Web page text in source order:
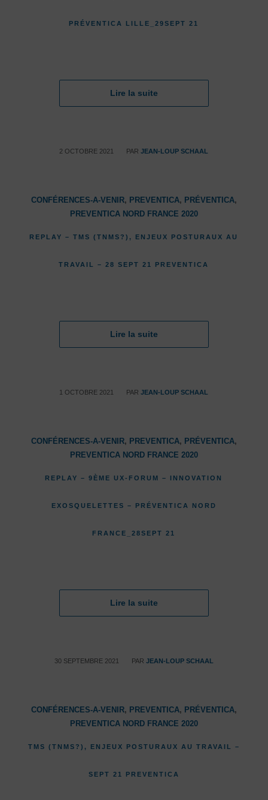
PRÉVENTICA LILLE_29SEPT 21
Lire la suite
2 OCTOBRE 2021
/ PARJEAN-LOUP SCHAAL
CONFÉRENCES-A-VENIR, PREVENTICA, PRÉVENTICA,
PREVENTICA NORD FRANCE 2020
REPLAY – TMS (TNMS?), ENJEUX POSTURAUX AU
TRAVAIL – 28 SEPT 21 PREVENTICA
Lire la suite
1 OCTOBRE 2021
/ PARJEAN-LOUP SCHAAL
CONFÉRENCES-A-VENIR, PREVENTICA, PRÉVENTICA,
PREVENTICA NORD FRANCE 2020
REPLAY – 9ÈME UX-FORUM – INNOVATION
EXOSQUELETTES – PRÉVENTICA NORD
FRANCE_28SEPT 21
Lire la suite
30 SEPTEMBRE 2021
/ PAR JEAN-LOUP SCHAAL
CONFÉRENCES-A-VENIR, PREVENTICA, PRÉVENTICA,
PREVENTICA NORD FRANCE 2020
TMS (TNMS?), ENJEUX POSTURAUX AU TRAVAIL –
SEPT 21 PREVENTICA